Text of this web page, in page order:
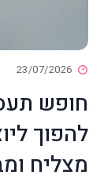
23/07/2026
חופש
להפוך
מצליח